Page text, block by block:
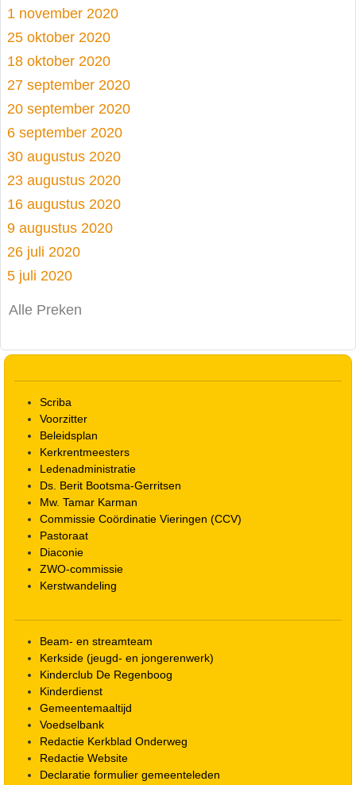
1 november 2020
25 oktober 2020
18 oktober 2020
27 september 2020
20 september 2020
6 september 2020
30 augustus 2020
23 augustus 2020
16 augustus 2020
9 augustus 2020
26 juli 2020
5 juli 2020
Alle Preken
Scriba
Voorzitter
Beleidsplan
Kerkrentmeesters
Ledenadministratie
Ds. Berit Bootsma-Gerritsen
Mw. Tamar Karman
Commissie Coördinatie Vieringen (CCV)
Pastoraat
Diaconie
ZWO-commissie
Kerstwandeling
Beam- en streamteam
Kerkside (jeugd- en jongerenwerk)
Kinderclub De Regenboog
Kinderdienst
Gemeentemaaltijd
Voedselbank
Redactie Kerkblad Onderweg
Redactie Website
Declaratie formulier gemeenteleden